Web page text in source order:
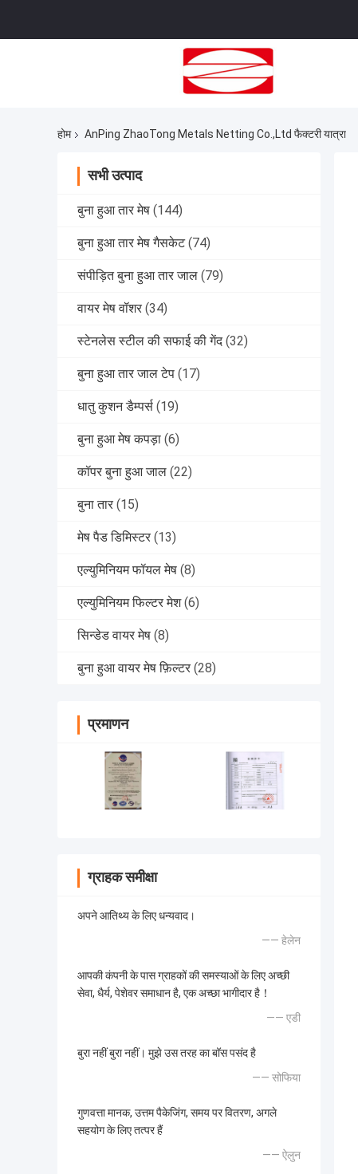
होम AnPing ZhaoTong Metals Netting Co.,Ltd फैक्टरी यात्रा
सभी उत्पाद
बुना हुआ तार मेष (144)
बुना हुआ तार मेष गैसकेट (74)
संपीड़ित बुना हुआ तार जाल (79)
वायर मेष वॉशर (34)
स्टेनलेस स्टील की सफाई की गेंद (32)
बुना हुआ तार जाल टेप (17)
धातु कुशन डैम्पर्स (19)
बुना हुआ मेष कपड़ा (6)
कॉपर बुना हुआ जाल (22)
बुना तार (15)
मेष पैड डिमिस्टर (13)
एल्युमिनियम फॉयल मेष (8)
एल्युमिनियम फिल्टर मेश (6)
सिन्डेड वायर मेष (8)
बुना हुआ वायर मेष फ़िल्टर (28)
प्रमाणन
ग्राहक समीक्षा
अपने आतिथ्य के लिए धन्यवाद।
—— हेलेन
आपकी कंपनी के पास ग्राहकों की समस्याओं के लिए अच्छी
सेवा, धैर्य, पेशेवर समाधान है, एक अच्छा भागीदार है！
—— एडी
बुरा नहीं बुरा नहीं। मुझे उस तरह का बॉस पसंद है
—— सोफिया
गुणवत्ता मानक, उत्तम पैकेजिंग, समय पर वितरण, अगले
सहयोग के लिए तत्पर हैं
—— ऐलुन